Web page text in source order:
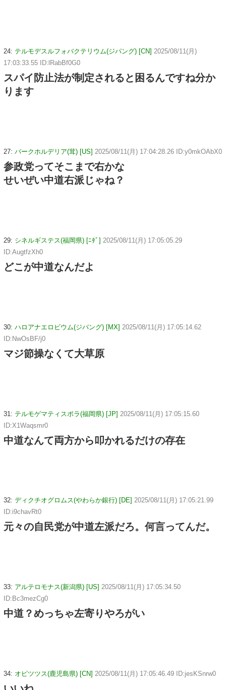
24: テルモデスルフォバクテリウム(ジパング) [CN] 2025/08/11(月)
17:03:33.55 ID:lRabBf0G0
スパイ防止法が制定されると困るんですね分か
ります
27: バークホルデリア(茸) [US] 2025/08/11(月) 17:04:28.26 ID:y0mkOAbX0
参政党ってそこまで右かな
せいぜい中道右派じゃね？
29: シネルギステス(福岡県) [ﾆﾀﾞ] 2025/08/11(月) 17:05:05.29
ID:AugtfzXh0
どこが中道なんだよ
30: ハロアナエロビウム(ジパング) [MX] 2025/08/11(月) 17:05:14.62
ID:NwOsBF/j0
マジ節操なくて大草原
31: テルモゲマティスポラ(福岡県) [JP] 2025/08/11(月) 17:05:15.60
ID:X1Waqsmr0
中道なんて両方から叩かれるだけの存在
32: ディクチオグロムス(やわらか銀行) [DE] 2025/08/11(月) 17:05:21.99
ID:i9chavRt0
元々の自民党が中道左派だろ。何言ってんだ。
33: アルテロモナス(新潟県) [US] 2025/08/11(月) 17:05:34.50
ID:Bc3mezCg0
中道？めっちゃ左寄りやろがい
34: オピツツス(鹿児島県) [CN] 2025/08/11(月) 17:05:46.49 ID:jesKSnrw0